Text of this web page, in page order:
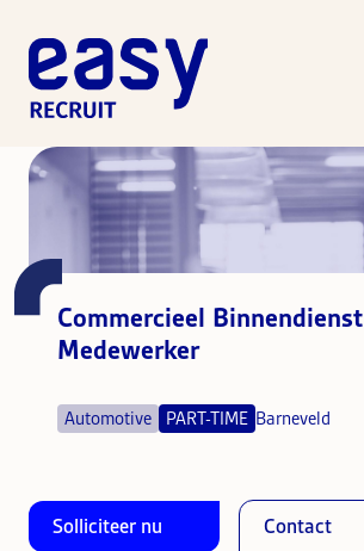
Commercieel Binnendienst
Medewerker
Automotive PART-TIME Barneveld
Solliciteer nu Contact